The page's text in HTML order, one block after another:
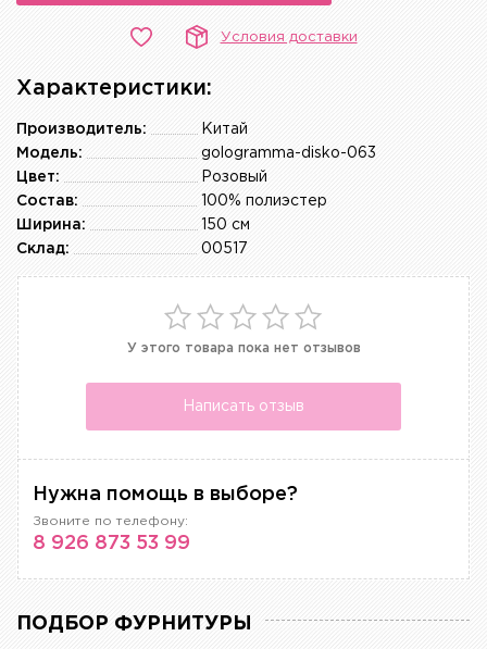
Условия доставки
Характеристики:
Китай
Производитель:
gologramma-disko-063
Модель:
Розовый
Цвет:
100% полиэстер
Состав:
150 см
Ширина:
00517
Склад:
У этого товара пока нет отзывов
Написать отзыв
Нужна помощь в выборе?
Звоните по телефону:
8 926 873 53 99
ПОДБОР ФУРНИТУРЫ